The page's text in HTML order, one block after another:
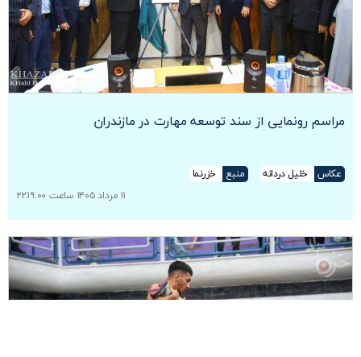
مراسم رونمایی از سند توسعه مهارت در مازندران
عکاس خلیل دردانه منبع
خزرنما
۱۱ مرداد ۱۴۰۵ ساعت ۲۲:۱۹:۰۰